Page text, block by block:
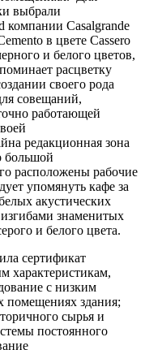
выбрали
компании Casalgrande
в цвете Cassero
и белого цветов,
расцветку
своего рода
совещаний,
работающей
редакционная зона
большой
расположены рабочие
упомянуть кафе за
акустических
знаменитых
и белого цвета.
сертификат
характеристикам,
с низким
помещениях здания;
сырья и
постоянного